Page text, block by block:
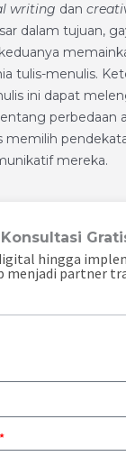
writing dan
dalam tujuan,
tulis-menulis.
ini dapat
perbedaan
memilih
mereka.
Konsultasi
hingga
menjadi partner